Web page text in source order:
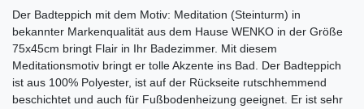
Der Badteppich mit dem Motiv: Meditation (Steinturm) in
bekannter Markenqualität aus dem Hause WENKO in der Größe
75x45cm bringt Flair in Ihr Badezimmer. Mit diesem
Meditationsmotiv bringt er tolle Akzente ins Bad. Der Badteppich
ist aus 100% Polyester, ist auf der Rückseite rutschhemmend
beschichtet und auch für Fußbodenheizung geeignet. Er ist sehr